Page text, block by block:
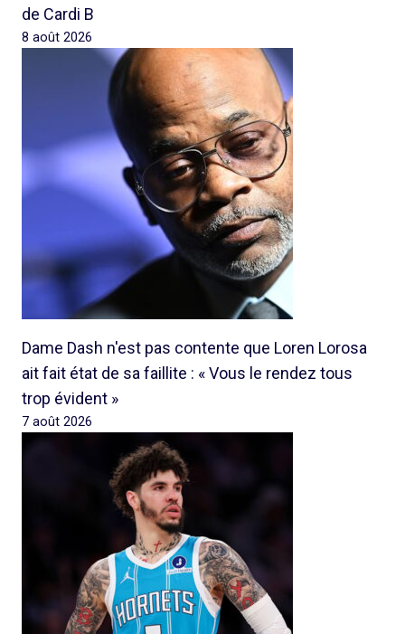
de Cardi B
8 août 2026
Dame Dash n'est pas contente que Loren Lorosa
ait fait état de sa faillite : « Vous le rendez tous
trop évident »
7 août 2026